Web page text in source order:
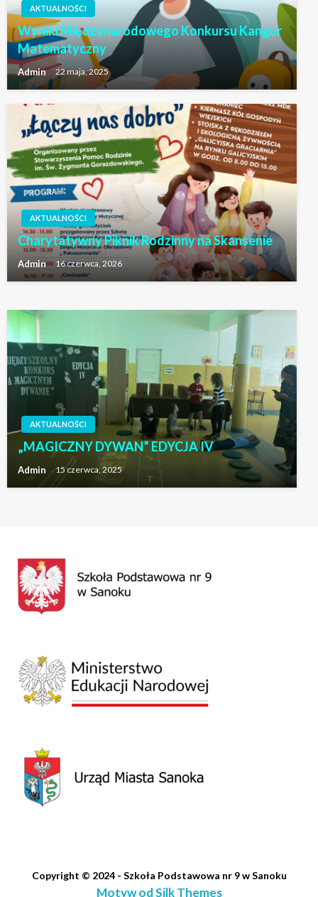
AKTUALNOŚCI
Wyniki Międzynarodowego Konkursu Kangur
Matematyczny
Admin 22 maja, 2025
AKTUALNOŚCI
Charytatywny Piknik Rodzinny na Skansenie
Admin 16 czerwca, 2026
AKTUALNOŚCI
Taniec nie jedno ma imię
Admin 29 kwietnia, 2024
AKTUALNOŚCI
„MAGICZNY DYWAN” EDYCJA IV
Admin 15 czerwca, 2025
Copyright © 2024 - Szkoła Podstawowa nr 9 w Sanoku
Motyw od Silk Themes